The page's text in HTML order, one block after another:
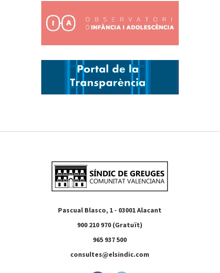
Pascual Blasco, 1 - 03001 Alacant
900 210 970 (Gratuït)
965 937 500
consultes@elsindic.com